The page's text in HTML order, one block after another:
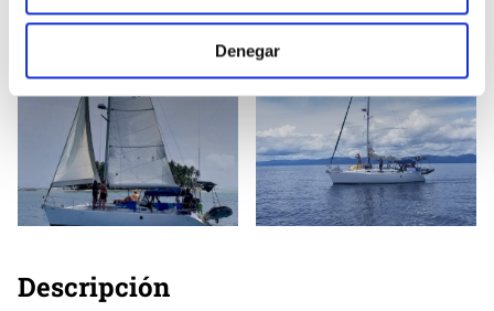
Denegar
Descripción